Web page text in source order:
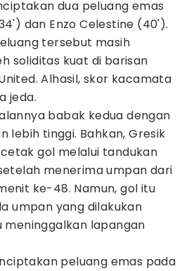
dua peluang emas
dan Enzo Celestine (40').
tersebut masih
soliditas kuat di barisan
Alhasil, skor kacamata
jeda.
babak kedua dengan
lebih tinggi. Bahkan, Gresik
gol melalui tandukan
menerima umpan dari
ke-48. Namun, gol itu
umpan yang dilakukan
meninggalkan lapangan
peluang emas pada